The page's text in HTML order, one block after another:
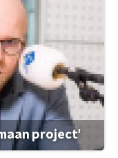
project'